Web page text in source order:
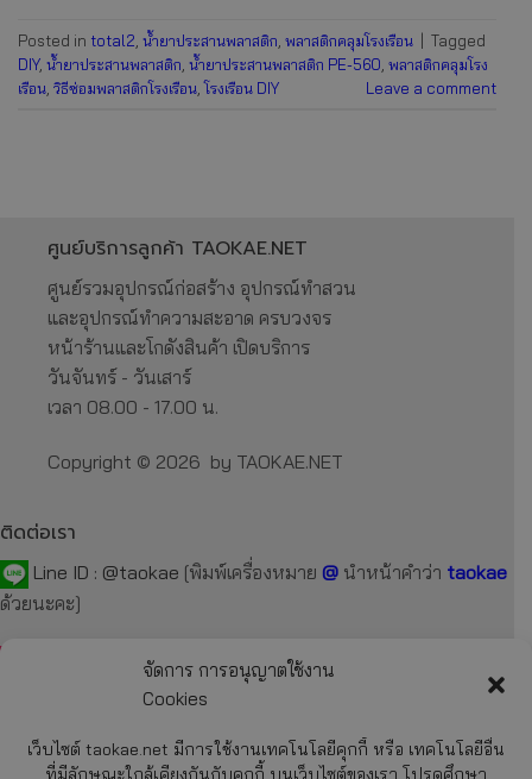
จัดการ การอนุญาตใช้งาน
Cookies
เว็บไซต์ taokae.net มีการใช้งานเทคโนโลยีคุกกี้ หรือ เทคโนโลยีอื่น
Posted in total2 น้ำยาประสานพลาสติก พลาสติกคลุมโรงเรือน
Tagged
DIY, น้ำยาประสานพลาสติก น้ำยาประสานพลาสติก PE-560 พลาสติกคลุมโรง
เรือน วิธีซ่อมพลาสติกโรงเรือน ,โรงเรือน DIY Leave a comment
ศูนย์บริการลูกค้า TAOKAE.NET
ศูนย์รวมอุปกรณ์ก่อสร้าง อุปกรณ์ทำสวน
และอุปกรณ์ทำความสะอาด ครบวงจร
หน้าร้านและโกดังสินค้า เปิดบริการ
วันจันทร์ - วันเสาร์
เวลา 08.00 - 17.00 น.
Copyright © 2026 by TAOKAE.NET
ติดต่อเรา
Line ID : @taokae [พิมพ์เครื่องหมาย @ นำหน้าคำว่า taokae
ด้วยนะคะ]
092-872-7229 099-131-3129
taokae.net@gmail.com
Fax : 02-054-4244